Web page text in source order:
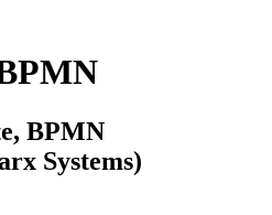
BPMN
Systems)